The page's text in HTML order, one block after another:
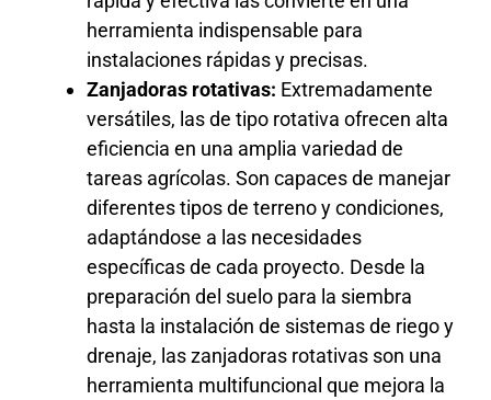
herramienta indispensable para
instalaciones rápidas y precisas.
Zanjadoras rotativas: Extremadamente
versátiles, las de tipo rotativa ofrecen alta
eficiencia en una amplia variedad de
tareas agrícolas. Son capaces de manejar
diferentes tipos de terreno y condiciones,
adaptándose a las necesidades
específicas de cada proyecto. Desde la
preparación del suelo para la siembra
hasta la instalación de sistemas de riego y
drenaje, las zanjadoras rotativas son una
herramienta multifuncional que mejora la